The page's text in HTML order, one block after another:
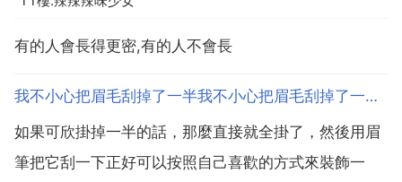
有的人會長得更密,有的人不會長
我不小心把眉毛刮掉了一半我不小心把眉毛刮掉了一半，怎樣可以快速讓他長出來
如果可欣掛掉一半的話，那麼直接就全掛了，然後用眉
筆把它刮一下正好可以按照自己喜歡的方式來裝飾一